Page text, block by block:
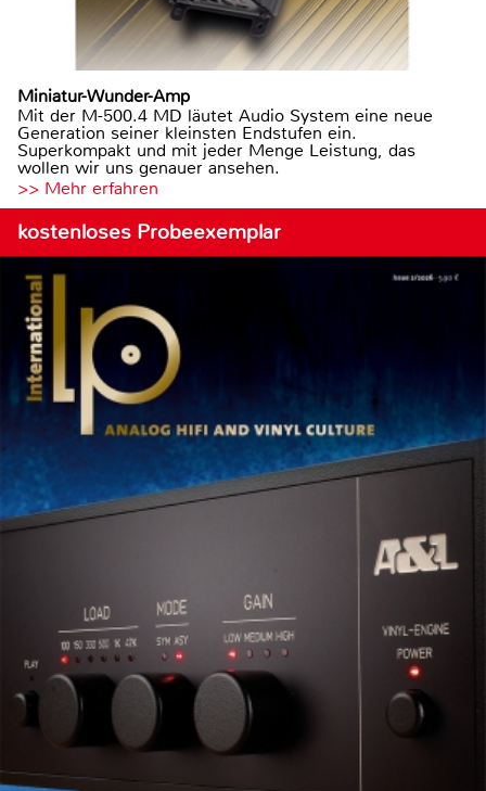
Miniatur-Wunder-Amp
Mit der M-500.4 MD läutet Audio System eine neue
Generation seiner kleinsten Endstufen ein.
Superkompakt und mit jeder Menge Leistung, das
wollen wir uns genauer ansehen.
>> Mehr erfahren
kostenloses Probeexemplar